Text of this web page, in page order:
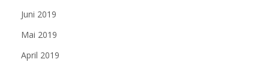
Juni 2019
Mai 2019
April 2019